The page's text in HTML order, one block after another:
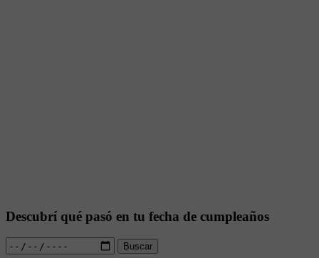
Descubrí qué pasó en tu fecha de cumpleaños
Buscar